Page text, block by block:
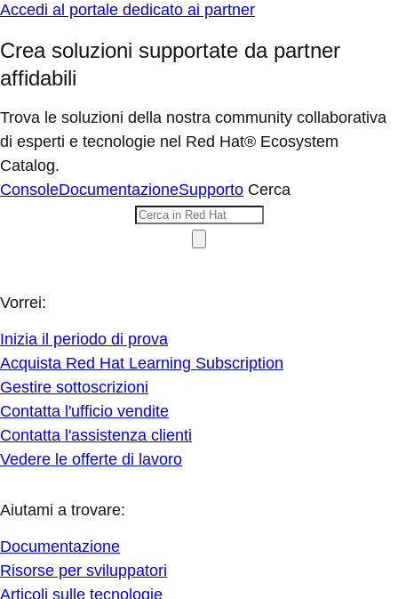
Accedi al portale dedicato ai partner
Crea soluzioni supportate da partner
affidabili
Trova le soluzioni della nostra community collaborativa
di esperti e tecnologie nel Red Hat® Ecosystem
Catalog.
ConsoleDocumentazioneSupporto Cerca
Vorrei:
Inizia il periodo di prova
Acquista Red Hat Learning Subscription
Gestire sottoscrizioni
Contatta l'ufficio vendite
Contatta l'assistenza clienti
Vedere le offerte di lavoro
Aiutami a trovare:
Documentazione
Risorse per sviluppatori
Articoli sulle tecnologie